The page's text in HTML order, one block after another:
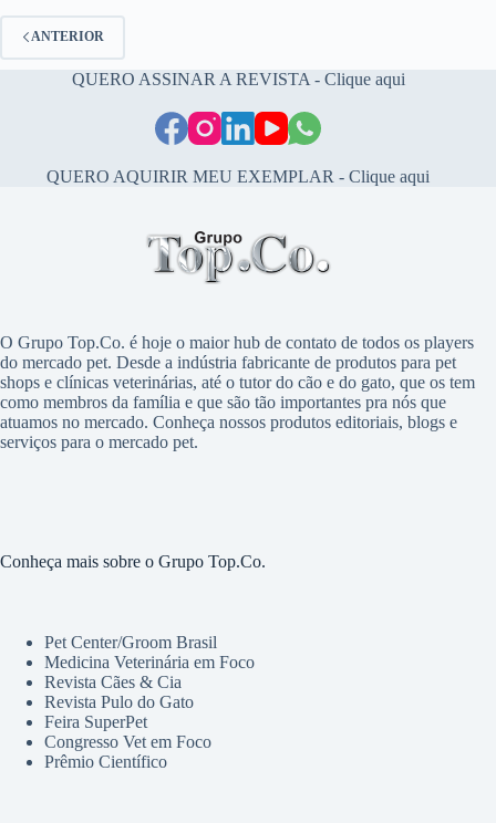
ANTERIOR
QUERO ASSINAR A REVISTA - Clique aqui
QUERO AQUIRIR MEU EXEMPLAR - Clique aqui
O Grupo Top.Co. é hoje o maior hub de contato de todos os players
do mercado pet. Desde a indústria fabricante de produtos para pet
shops e clínicas veterinárias, até o tutor do cão e do gato, que os tem
como membros da família e que são tão importantes pra nós que
atuamos no mercado. Conheça nossos produtos editoriais, blogs e
serviços para o mercado pet.
Conheça mais sobre o Grupo Top.Co.
Pet Center/Groom Brasil
Medicina Veterinária em Foco
Revista Cães & Cia
Revista Pulo do Gato
Feira SuperPet
Congresso Vet em Foco
Prêmio Científico